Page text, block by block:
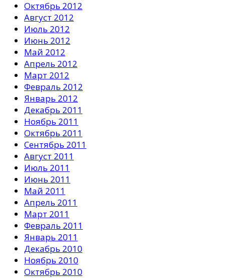
Октябрь 2012
Август 2012
Июль 2012
Июнь 2012
Май 2012
Апрель 2012
Март 2012
Февраль 2012
Январь 2012
Декабрь 2011
Ноябрь 2011
Октябрь 2011
Сентябрь 2011
Август 2011
Июль 2011
Июнь 2011
Май 2011
Апрель 2011
Март 2011
Февраль 2011
Январь 2011
Декабрь 2010
Ноябрь 2010
Октябрь 2010